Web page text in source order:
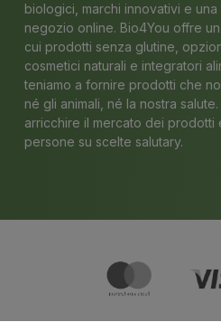
biologici, marchi innovativi e
negozio online. Bio4You offre
cui prodotti senza glutine,
cosmetici naturali e integratori
teniamo a fornire prodotti che
né gli animali, né la nostra
arricchire il mercato dei prodotti
persone su scelte salutary.